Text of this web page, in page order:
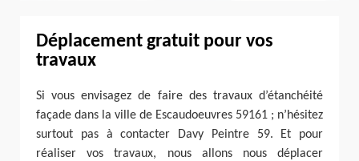
Déplacement gratuit pour vos
travaux
Si vous envisagez de faire des travaux d’étanchéité
façade dans la ville de Escaudoeuvres 59161 ; n’hésitez
surtout pas à contacter Davy Peintre 59. Et pour
réaliser vos travaux, nous allons nous déplacer